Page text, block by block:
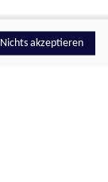
Nichts akzeptieren